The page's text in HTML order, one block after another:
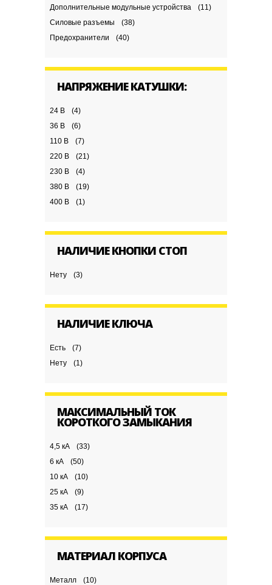
Дополнительные модульные устройства
(11)
Силовые разъемы
(38)
Предохранители
(40)
НАПРЯЖЕНИЕ КАТУШКИ:
24 В
(4)
36 В
(6)
110 В
(7)
220 В
(21)
230 В
(4)
380 В
(19)
400 В
(1)
НАЛИЧИЕ КНОПКИ СТОП
Нету (3)
НАЛИЧИЕ КЛЮЧА
Есть
(7)
Нету
(1)
МАКСИМАЛЬНЫЙ ТОК
КОРОТКОГО ЗАМЫКАНИЯ
4,5 кА
(33)
6 кА
(50)
10 кА
(10)
25 кА
(9)
35 кА
(17)
МАТЕРИАЛ КОРПУСА
Металл
(10)